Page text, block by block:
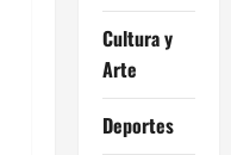
Cultura y
Arte
Deportes